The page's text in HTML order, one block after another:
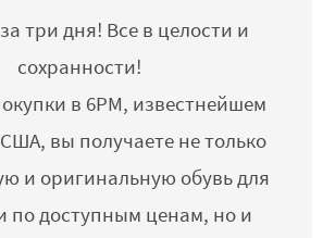
три дня! Все в целости и
сохранности!
в 6PM, известнейшем
вы получаете не только
и оригинальную обувь для
по доступным ценам, но и